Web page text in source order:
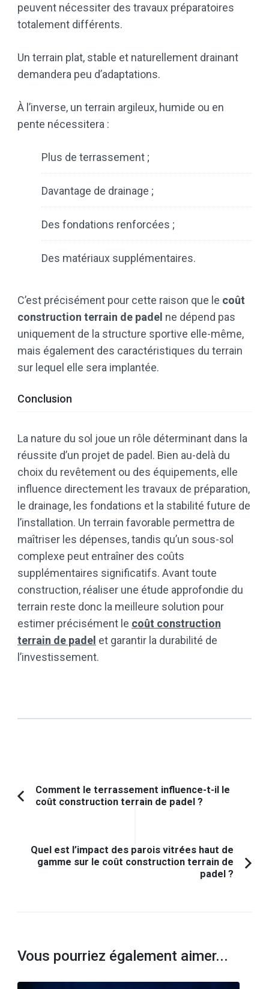
peuvent nécessiter des travaux préparatoires
totalement différents.
Un terrain plat, stable et naturellement drainant
demandera peu d’adaptations.
À l’inverse, un terrain argileux, humide ou en
pente nécessitera :
Plus de terrassement ;
Davantage de drainage ;
Des fondations renforcées ;
Des matériaux supplémentaires.
C’est précisément pour cette raison que le coût
construction terrain de padel ne dépend pas
uniquement de la structure sportive elle-même,
mais également des caractéristiques du terrain
sur lequel elle sera implantée.
Conclusion
La nature du sol joue un rôle déterminant dans la
réussite d’un projet de padel. Bien au-delà du
choix du revêtement ou des équipements, elle
influence directement les travaux de préparation,
le drainage, les fondations et la stabilité future de
l’installation. Un terrain favorable permettra de
maîtriser les dépenses, tandis qu’un sous-sol
complexe peut entraîner des coûts
supplémentaires significatifs. Avant toute
construction, réaliser une étude approfondie du
terrain reste donc la meilleure solution pour
estimer précisément le coût construction
terrain de padel et garantir la durabilité de
l’investissement.
Navigation
d'article
Article
Comment le terrassement influence-t-il le
coût construction terrain de padel ?
Quel est l’impact des parois vitrées haut de
gamme sur le coût construction terrain de
padel ?
Vous pourriez également aimer...